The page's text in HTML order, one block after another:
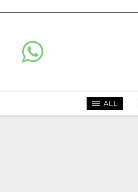
ALL